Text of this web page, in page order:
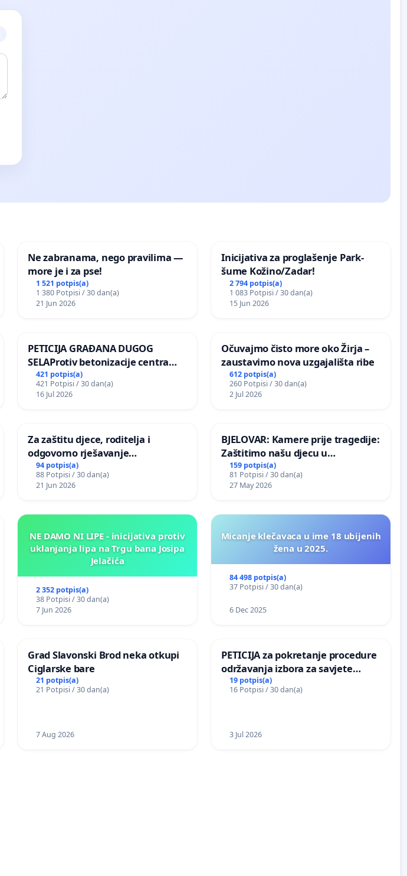
Ne zabranama, nego pravilima —
more je i za pse!
1 521 potpis(a)
1 380 Potpisi / 30 dan(a)
21 Jun 2026
Inicijativa za proglašenje Park-
šume Kožino/Zadar!
2 794 potpis(a)
1 083 Potpisi / 30 dan(a)
15 Jun 2026
PETICIJA GRAĐANA DUGOG
SELAProtiv betonizacije centra
grada i za očuvanje postojećih
zelenih površina i odraslih stabala
pri donošenju izmjena
421 potpis(a)
421 Potpisi / 30 dan(a)
16 Jul 2026
Očuvajmo čisto more oko Žirja –
zaustavimo nova uzgajališta ribe
612 potpis(a)
260 Potpisi / 30 dan(a)
2 Jul 2026
Za zaštitu djece, roditelja i
odgovorno rješavanje
maloljetničkog nasilja
94 potpis(a)
88 Potpisi / 30 dan(a)
21 Jun 2026
BJELOVAR: Kamere prije tragedije:
Zaštitimo našu djecu u
Vukovarskoj!
159 potpis(a)
81 Potpisi / 30 dan(a)
27 May 2026
NE DAMO NI LIPE - inicijativa protiv
uklanjanja lipa na Trgu bana Josipa
Jelačića
2 352 potpis(a)
38 Potpisi / 30 dan(a)
7 Jun 2026
Micanje klečavaca u ime 18 ubijenih
žena u 2025.
84 498 potpis(a)
37 Potpisi / 30 dan(a)
6 Dec 2025
Grad Slavonski Brod neka otkupi
Ciglarske bare
21 potpis(a)
21 Potpisi / 30 dan(a)
7 Aug 2026
PETICIJA za pokretanje procedure
održavanja izbora za savjete
mjesnih zajednica u Općini
Bugojno
19 potpis(a)
16 Potpisi / 30 dan(a)
3 Jul 2026